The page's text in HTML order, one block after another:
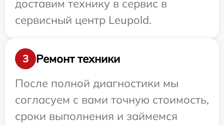
доставим технику в сервис в
сервисный центр Leupold.
3
Ремонт техники
После полной диагностики мы
согласуем с вами точную стоимость,
сроки выполнения и займемся